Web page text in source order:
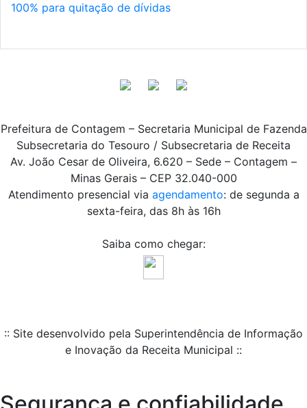
100% para quitação de dívidas
Prefeitura de Contagem – Secretaria Municipal de Fazenda
Subsecretaria do Tesouro / Subsecretaria de Receita
Av. João Cesar de Oliveira, 6.620 – Sede – Contagem –
Minas Gerais – CEP 32.040-000
Atendimento presencial via agendamento: de segunda a
sexta-feira, das 8h às 16h
Saiba como chegar:
:: Site desenvolvido pela Superintendência de Informação
e Inovação da Receita Municipal ::